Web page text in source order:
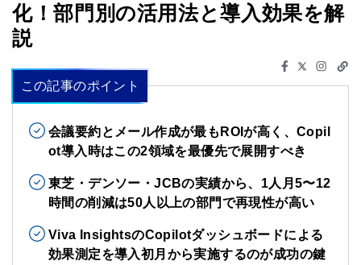
化！部門別の活用法と導入効果を解
説
この記事のポイント
会議要約とメール作成が最もROIが高く、Copil
ot導入時はこの2領域を最優先で展開すべき
東芝・デンソー・JCBの実績から、1人月5〜12
時間の削減は50人以上の部門で再現性が高い
Viva InsightsのCopilotダッシュボードによる
効果測定を導入初月から実施するのが成功の鍵